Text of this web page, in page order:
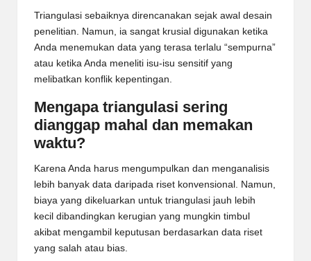
Triangulasi sebaiknya direncanakan sejak awal desain
penelitian. Namun, ia sangat krusial digunakan ketika
Anda menemukan data yang terasa terlalu “sempurna”
atau ketika Anda meneliti isu-isu sensitif yang
melibatkan konflik kepentingan.
Mengapa triangulasi sering
dianggap mahal dan memakan
waktu?
Karena Anda harus mengumpulkan dan menganalisis
lebih banyak data daripada riset konvensional. Namun,
biaya yang dikeluarkan untuk triangulasi jauh lebih
kecil dibandingkan kerugian yang mungkin timbul
akibat mengambil keputusan berdasarkan data riset
yang salah atau bias.